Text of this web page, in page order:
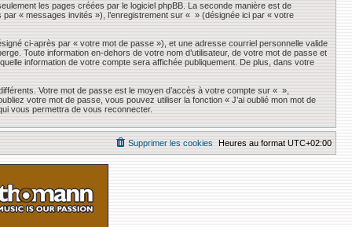
les pages créées par le logiciel phpBB. La seconde manière est de
« messages invités »), l’enregistrement sur « » (désignée ici par « votre
ci-après par « votre mot de passe »), et une adresse courriel personnelle valide
Toute information en-dehors de votre nom d’utilisateur, de votre mot de passe et
information de votre compte sera affichée publiquement. De plus, dans votre
Votre mot de passe est le moyen d’accès à votre compte sur « »,
votre mot de passe, vous pouvez utiliser la fonction « J’ai oublié mon mot de
vous permettra de vous reconnecter.
Heures au format UTC+02:00
Supprimer les cookies